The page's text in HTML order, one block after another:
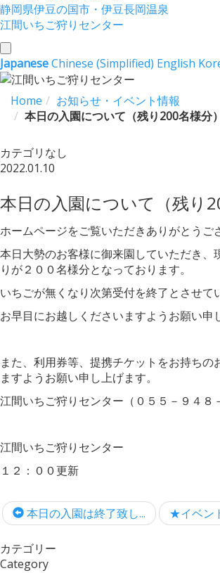
静岡県伊豆の国市・伊豆長岡温泉
江間いちご狩りセンター
toggle
navigation
JapaneseChinese (Simplified) English
Home
お知らせ・イベント情報
本日の入園について（残り200名様分）
カテゴリなし
2022.01.10
本日の入園について（残り
ホームページをご覧いただきありがとうご
本日大勢のお客様に御来園していただき、
りが２００名様分となっております。
いちごが無くなり次第受付を終了とさせて
お早目にお越しくださいますようお願い申
また、利用券等、提携チケットをお持ちの
ますようお願い申し上げます。
江間いちご狩りセンター（０５５－９４８
江間いちご狩りセンター
１２：００更新
本日の入園は終了致し... ★イベン
カテゴリー
Category